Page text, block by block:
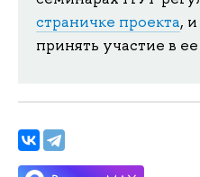
страничке проекта,
принять участие в